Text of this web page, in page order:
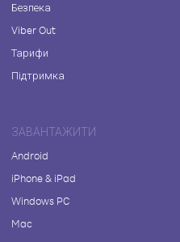
Безпека
Viber Out
Тарифи
Підтримка
ЗАВАНТАЖИТИ
Android
iPhone & iPad
Windows PC
Mac